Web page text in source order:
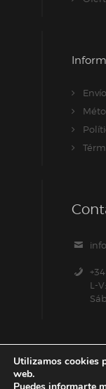
L-
Utilizamos cookies
web.